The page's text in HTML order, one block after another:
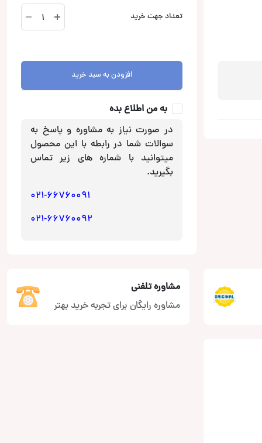
تعداد جهت خرید
سیم
بلندگوی
عدد
افزودن به سبد خرید
به من اطلاع بده
در صورت نیاز به مشاوره و پاسخ به
سوالات شما در رابطه با این محصول
میتوانید با شماره های زیر تماس
بگیرید.
021-66760091
021-66760092
مشاوره تلفنی
مشاوره رایگان برای تجربه خرید بهتر